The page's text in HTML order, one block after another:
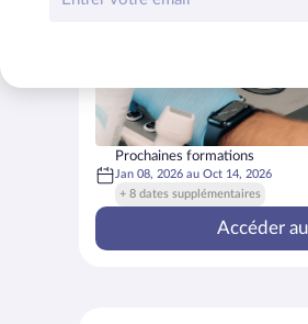
Prochaines formations
Jan 08, 2026 au Oct 14, 2026
+ 8 dates supplémentaires
Accéder